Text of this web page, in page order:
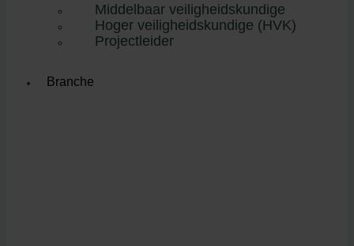
Middelbaar veiligheidskundige
Hoger veiligheidskundige (HVK)
Projectleider
Branche